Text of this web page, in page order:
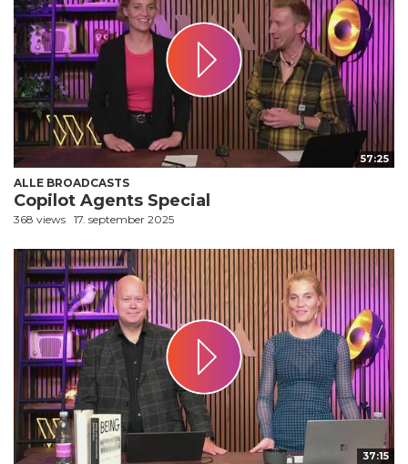
57:25
ALLE BROADCASTS
Copilot Agents Special
368 views 17. september 2025
37:15